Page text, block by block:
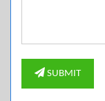
SUBMIT